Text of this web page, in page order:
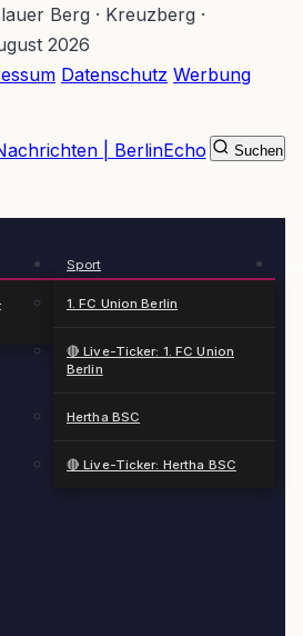
Berg · Kreuzberg ·
2026
Datenschutz Werbung
Sport
1. FC Union Berlin
🔴 Live-Ticker: 1. FC Union
Berlin
Hertha BSC
🔴 Live-Ticker: Hertha BSC
Suchen